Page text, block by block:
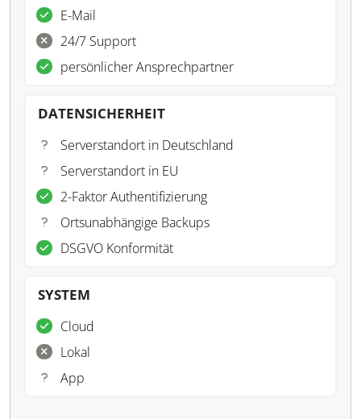
E-Mail
24/7 Support
persönlicher Ansprechpartner
DATENSICHERHEIT
Serverstandort in Deutschland
Serverstandort in EU
2-Faktor Authentifizierung
Ortsunabhängige Backups
DSGVO Konformität
SYSTEM
Cloud
Lokal
App